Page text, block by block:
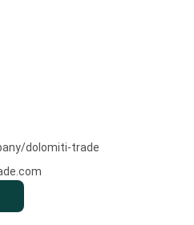
dolomiti-trade